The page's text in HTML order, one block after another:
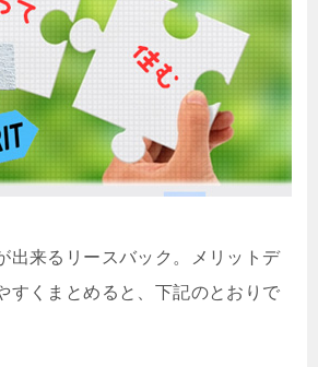
出来るリースバック。メリットデ
すくまとめると、下記のとおりで